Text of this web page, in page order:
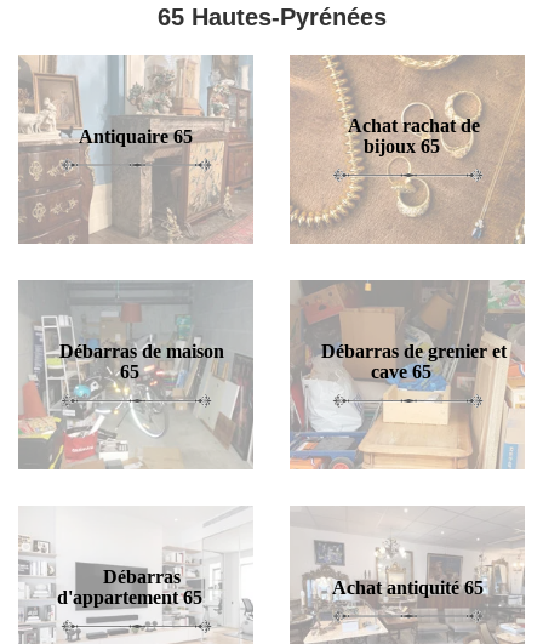
65 Hautes-Pyrénées
Antiquaire 65
Achat rachat de
bijoux 65
Débarras de maison
65
Débarras de grenier et
cave 65
Débarras
d'appartement 65
Achat antiquité 65